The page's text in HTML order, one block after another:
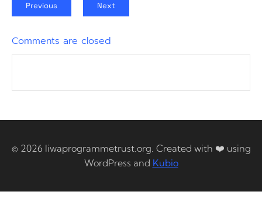
Previous Next
Comments are closed
© 2026 liwaprogrammetrust.org. Created with ❤️ using
WordPress and Kubio